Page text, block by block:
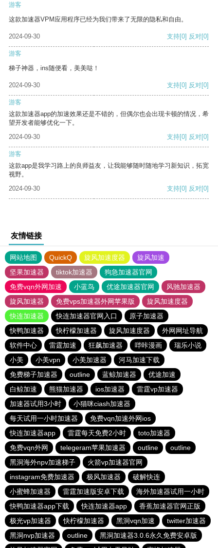
游客
这款加速器VPM应用程序已经为我们带来了无限的隐私和自由。
2024-09-30 支持[0] 反对[0]
游客
梯子神器，ins随便看，美美哒！
2024-09-30 支持[0] 反对[0]
游客
这款加速器app的加速效果还是不错的，但偶尔也会出现卡顿的情况，希
望开发者能够优化一下。
2024-09-30
支持[0] 反对[0]
游客
这款app是我学习路上的良师益友，让我能够随时随地学习新知识，拓宽
视野。
2024-09-30
支持[0] 反对[0]
友情链接
网站地图 QuickQ 旋风加速度器
旋风加速
坚果加速器
tiktok加速器
狗急加速器官网
免费vqn外网加速
小蓝鸟 优途加速器官网
风驰加速器
旋风加速器
免费vps加速器外网苹果版
旋风加速度器
快连加速器
快连加速器官网入口
原子加速器
快鸭加速器
快柠檬加速器 旋风加速度器
外网网址导航
软件中心
雷霆加速 狂飙加速器 哔咔漫画
瑞乐小说
小美
小美vpn 小美加速器
河马加速下载
免费梯子加速器
outline 蓝鲸加速器
优途加速
白鲸加速
熊猫加速器 ios加速器
雷霆vp加速器
加速器试用3小时
小猫咪ciash加速器
每天试用一小时加速器
免费vqn加速外网ios
快连加速器app
雷霆每天免费2小时
toto加速器
免费vqn外网
telegeram苹果加速器 outline
outline
黑洞海外npv加速梯子
火箭vp加速器官网
instagram免费加速器
极风加速器
破解快连
小蜜蜂加速器
雷霆加速版安卓下载
海外加速器试用一小时
快鸭加速器app下载
快连加速器app
香蕉加速器官网正版
极光vp加速器
快柠檬加速器 黑洞vqn加速
twitter加速器
黑洞nvp加速器
outline
黑洞加速器3.0.6永久免费安卓版